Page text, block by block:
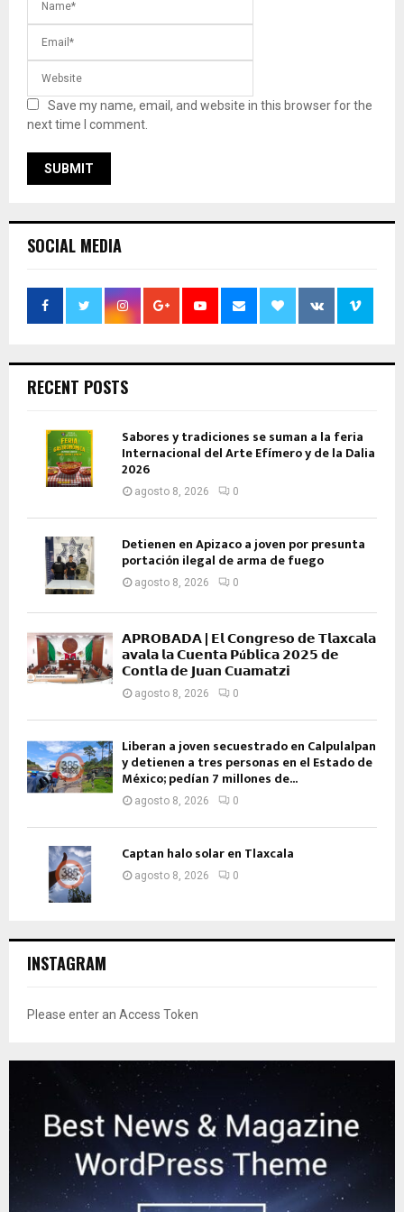
Save my name, email, and website in this browser for the
next time I comment.
SOCIAL MEDIA
RECENT POSTS
Sabores y tradiciones se suman a la feria
Internacional del Arte Efímero y de la Dalia
2026
agosto 8, 2026 0
Detienen en Apizaco a joven por presunta
portación ilegal de arma de fuego
agosto 8, 2026 0
𝗔𝗣𝗥𝗢𝗕𝗔𝗗𝗔 | 𝗘𝗹 𝗖𝗼𝗻𝗴𝗿𝗲𝘀𝗼 𝗱𝗲 𝗧𝗹𝗮𝘅𝗰𝗮𝗹𝗮
𝗮𝘃𝗮𝗹𝗮 𝗹𝗮 𝗖𝘂𝗲𝗻𝘁𝗮 𝗣ú𝗯𝗹𝗶𝗰𝗮 𝟮𝟬𝟮𝟱 𝗱𝗲
𝗖𝗼𝗻𝘁𝗹𝗮 𝗱𝗲 𝗝𝘂𝗮𝗻 𝗖𝘂𝗮𝗺𝗮𝘁𝘇𝗶
agosto 8, 2026 0
Liberan a joven secuestrado en Calpulalpan
y detienen a tres personas en el Estado de
México; pedían 7 millones de...
agosto 8, 2026 0
Captan halo solar en Tlaxcala
agosto 8, 2026 0
INSTAGRAM
Please enter an Access Token